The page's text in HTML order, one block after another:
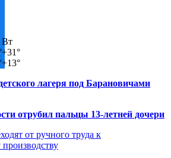
Вт
+31°
+13°
лагеря под Барановичами
отрубил пальцы 13-летней дочери
от ручного труда к